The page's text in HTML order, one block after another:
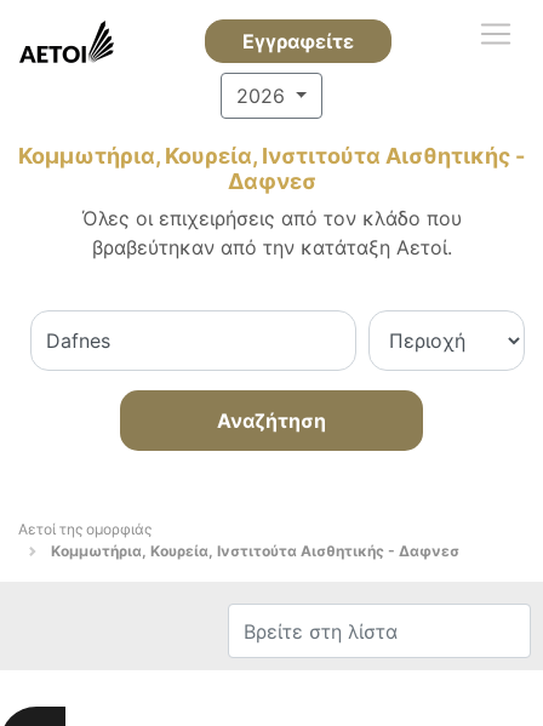
Εγγραφείτε
2026
Κομμωτήρια, Κουρεία, Ινστιτούτα Αισθητικής -
Δαφνεσ
Όλες οι επιχειρήσεις από τον κλάδο που
βραβεύτηκαν από την κατάταξη Αετοί.
Αναζήτηση
Αετοί της ομορφιάς
Κομμωτήρια, Κουρεία, Ινστιτούτα Αισθητικής - Δαφνεσ